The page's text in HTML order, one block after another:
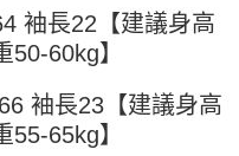
」於每月結算日後寄送繳費提
碼／台灣大直營門市／銀行轉
費。
帳。
，將跳轉至「AFTEE先享後付」
可完成結帳。
訊。
袖長22【建議身高
50-60kg】
袖長23【建議身高
55-65kg】